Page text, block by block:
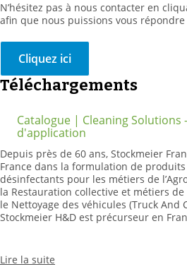
N’hésitez pas à nous contacter en
afin que nous puissions vous
Cliquez ici
Téléchargements
Catalogue | Cleaning Solutions
d'application
Depuis près de 60 ans, Stockmeier
France dans la formulation de
désinfectants pour les métiers de
la Restauration collective et métiers
le Nettoyage des véhicules (Truck And
Stockmeier H&D est précurseur en
biosécurité en mettant sur le marché
produits biocides pour vos différents
Lire la suite